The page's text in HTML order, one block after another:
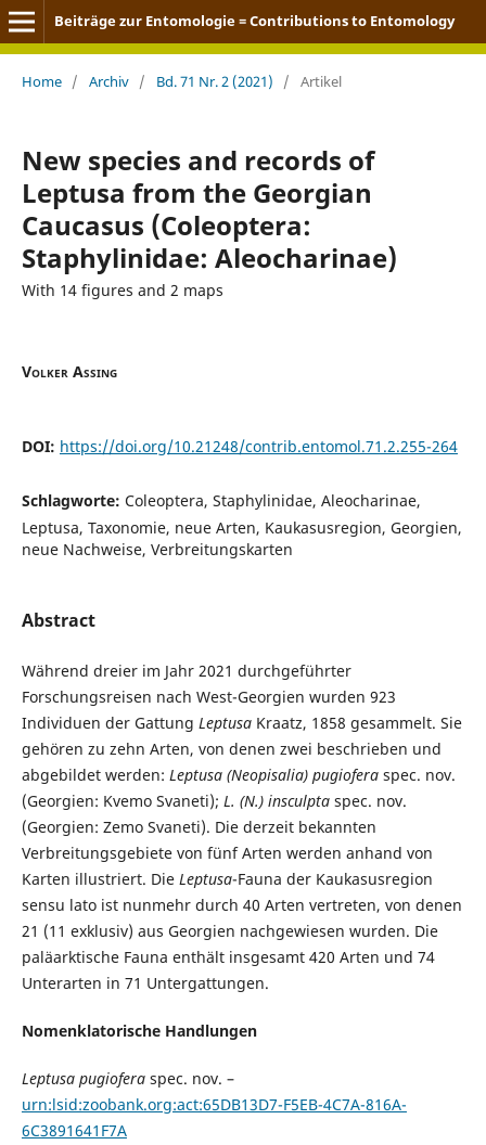
Beiträge zur Entomologie = Contributions to Entomology
Home / Archiv / Bd. 71 Nr. 2 (2021) / Artikel
New species and records of
Leptusa from the Georgian
Caucasus (Coleoptera:
Staphylinidae: Aleocharinae)
With 14 figures and 2 maps
Volker Assing
DOI: https://doi.org/10.21248/contrib.entomol.71.2.255-264
Schlagworte: Coleoptera, Staphylinidae, Aleocharinae,
Leptusa, Taxonomie, neue Arten, Kaukasusregion, Georgien,
neue Nachweise, Verbreitungskarten
Abstract
Während dreier im Jahr 2021 durchgeführter
Forschungsreisen nach West-Georgien wurden 923
Individuen der Gattung LeptusaKraatz, 1858 gesammelt. Sie
gehören zu zehn Arten, von denen zwei beschrieben und
abgebildet werden: Leptusa (Neopisalia) pugioferaspec. nov.
(Georgien: Kvemo Svaneti); L. (N.) insculptaspec. nov.
(Georgien: Zemo Svaneti). Die derzeit bekannten
Verbreitungsgebiete von fünf Arten werden anhand von
Karten illustriert. Die Leptusa-Fauna der Kaukasusregion
sensu lato ist nunmehr durch 40 Arten vertreten, von denen
21 (11 exklusiv) aus Georgien nachgewiesen wurden. Die
paläarktische Fauna enthält insgesamt 420 Arten und 74
Unterarten in 71 Untergattungen.
Nomenklatorische Handlungen
Leptusa pugioferaspec. nov. –
urn:lsid:zoobank.org:act:65DB13D7-F5EB-4C7A-816A-
6C3891641F7A